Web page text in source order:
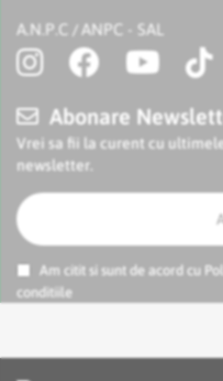
A.N.P.C / ANPC - SAL
Abonare
Vrei sa fii la curent cu
newsletter.
Am citit si sunt de acord cu
conditiile